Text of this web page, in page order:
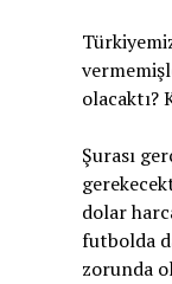
olacaktı?
Şurası
dolar
futbolda
zorunda